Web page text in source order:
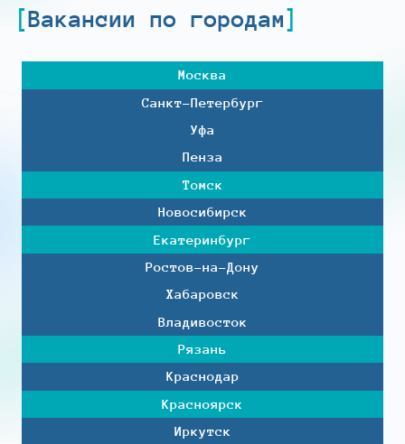
Вакансии по городам
Москва
Санкт-Петербург
Уфа
Пенза
Томск
Новосибирск
Екатеринбург
Ростов-на-Дону
Хабаровск
Владивосток
Рязань
Краснодар
Красноярск
Иркутск